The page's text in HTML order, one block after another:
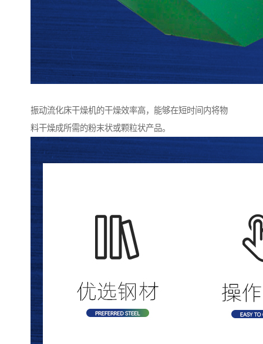
振动流化床干燥机的干燥效率高，能够在短时间内将物
料干燥成所需的粉末状或颗粒状产品。